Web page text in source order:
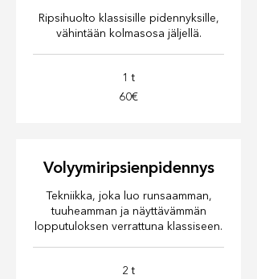
Ripsihuolto klassisille pidennyksille,
vähintään kolmasosa jäljellä.
1 t
60€
Volyymiripsienpidennys
Tekniikka, joka luo runsaamman,
tuuheamman ja näyttävämmän
lopputuloksen verrattuna klassiseen.
2 t